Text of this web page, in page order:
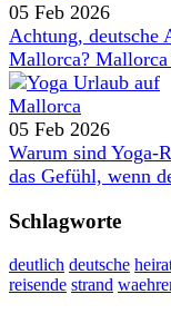
05 Feb 2026
Achtung, deutsche
Mallorca?
05 Feb 2026
Warum sind Yoga-
das Gefühl, wenn
Schlagworte
deutlich deutsche
reisende strand